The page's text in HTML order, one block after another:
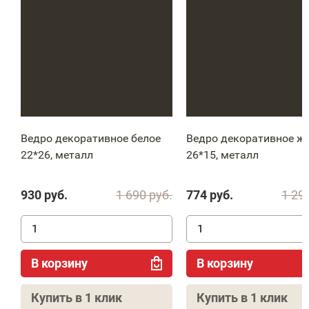
Ведро декоративное белое
22*26, металл
1 690руб.
930 руб.
В корзину
Купить в 1 клик
Ведро декоративное
26*15, металл
1
774 руб.
В корзину
Купить в 1 клик